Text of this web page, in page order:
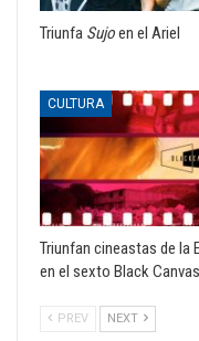
Triunfa Sujoen el Ariel
CULTURA
Triunfan cineastas de la
en el sexto Black Canvas
PREV NEXT